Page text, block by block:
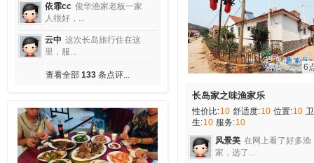
依霏cc 俊华渔家老板一家
人很好，...
云中 这次长岛旅行住在这
里，服...
查看全部 133 条点评...
6
长岛家之味渔家乐
性价比:10 舒适度:10 位置:10 卫
生:10 服务:10
风景美 在网上看了好多渔
家，选了...